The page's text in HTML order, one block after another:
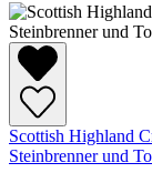
Scottish Highland
Steinbrenner und